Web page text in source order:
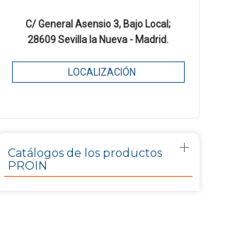
C/ General Asensio 3, Bajo Local;
28609 Sevilla la Nueva - Madrid.
LOCALIZACIÓN
Catálogos de los productos
PROIN